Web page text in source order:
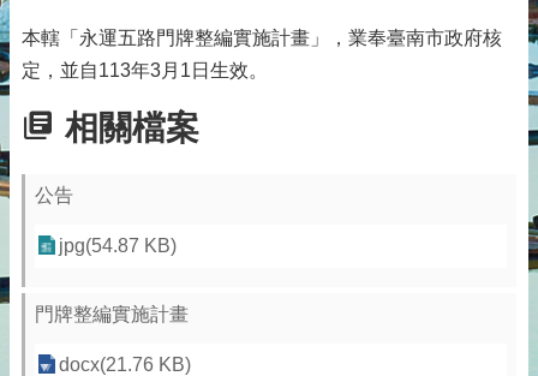
本轄「永運五路門牌整編實施計畫」，業奉臺南市政府核
定，並自113年3月1日生效。
相關檔案
公告
jpg(54.87 KB)
門牌整編實施計畫
docx(21.76 KB)